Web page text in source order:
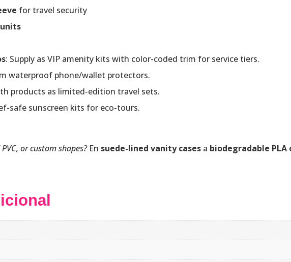
for travel security
: Supply as VIP amenity kits with color-coded trim for service tiers.
waterproof phone/wallet protectors.
products as limited-edition travel sets.
safe sunscreen kits for eco-tours.
or custom shapes?En suede-lined vanity cases a biodegradable PLA